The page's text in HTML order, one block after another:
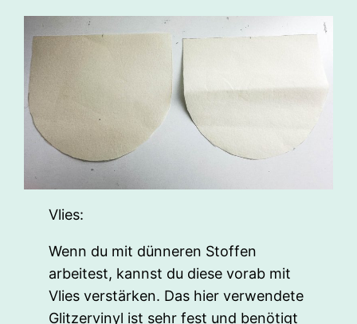
Vlies:
Wenn du mit dünneren Stoffen
arbeitest, kannst du diese vorab mit
Vlies verstärken. Das hier verwendete
Glitzervinyl ist sehr fest und benötigt